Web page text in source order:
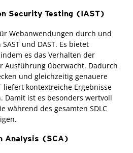
Security Testing (IAST)
Webanwendungen durch und
und DAST. Es bietet
es das Verhalten der
Ausführung überwacht. Dadurch
und gleichzeitig genauere
liefert kontextreiche Ergebnisse
Damit ist es besonders wertvoll
während des gesamten SDLC
Analysis (SCA)